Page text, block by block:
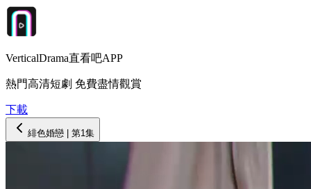
VerticalDrama直看吧APP
熱門高清短劇 免費盡情觀賞
下載
緋色婚戀 | 第1集